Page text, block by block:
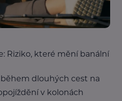
Riziko, které mění banální
dlouhých cest na
v kolonách